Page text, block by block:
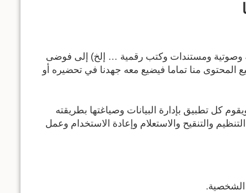
وصوتية ومستندات وكتب رقمية … إلخ) إلى فوضى
منا تماما فيضيع معه جهدنا في تحضيره أو
كل تطبيق بإدارة البيانات وصياغتها بطريقته
والتنقيح والاستعلام وإعادة الاستخدام وعمل
الشخصية.